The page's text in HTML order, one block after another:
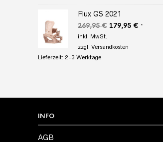
Flux GS 2021
269,95€ Ursprünglicher
179,95 € Aktueller
*
inkl. MwSt.
zzgl. Versandkosten
Lieferzeit: 2-3 Werktage
INFO
AGB